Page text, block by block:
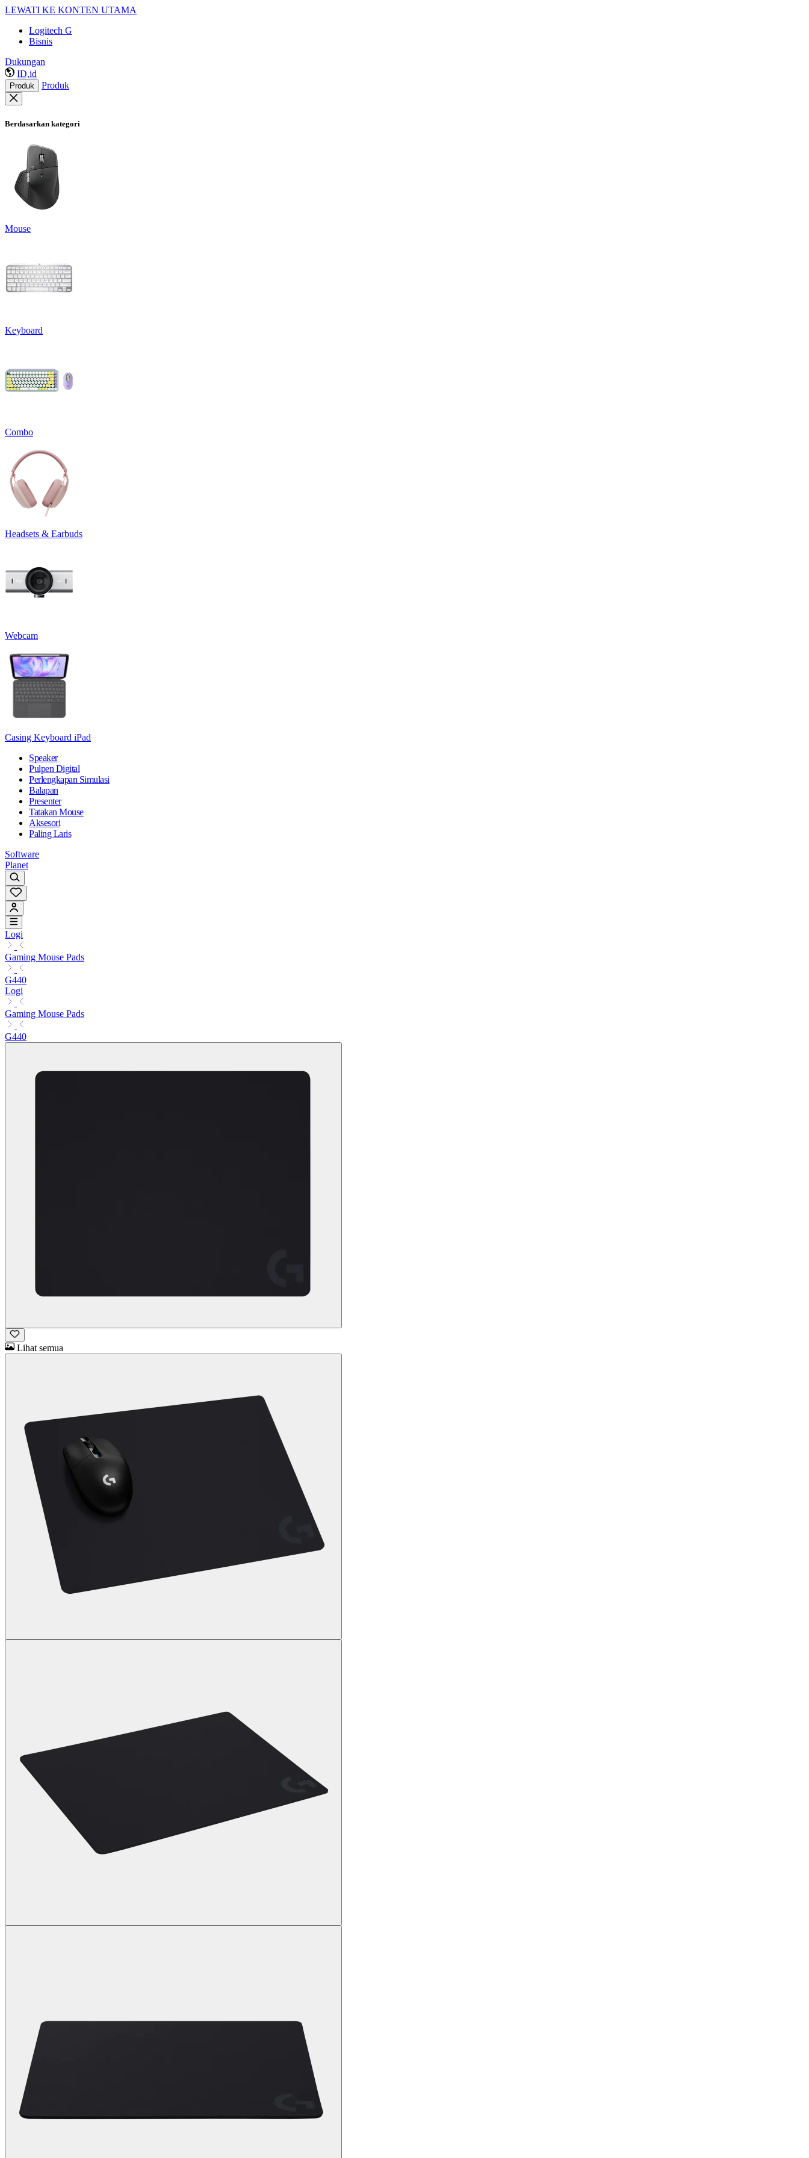
LEWATI KE KONTEN UTAMA
Logitech G
Bisnis
Dukungan
ID,id
Produk Produk
Berdasarkan kategori
Mouse
Keyboard
Combo
Headsets & Earbuds
Webcam
Casing Keyboard iPad
Speaker
Pulpen Digital
Perlengkapan Simulasi
Balapan
Presenter
Tatakan Mouse
Aksesori
Paling Laris
Software
Planet
Logi
Gaming Mouse Pads
G440
Logi
Gaming Mouse Pads
G440
Lihat semua